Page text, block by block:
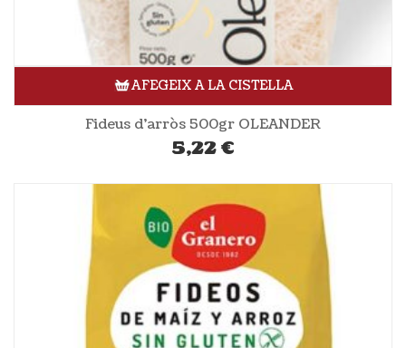
AFEGEIX A LA CISTELLA
Fideus d’arròs 500gr OLEANDER
5,22€